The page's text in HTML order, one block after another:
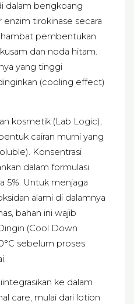
dalam bengkoang
tirokinase secara
pembentukan
dan noda hitam.
yang tinggi
(cooling effect)
kosmetik (Lab Logic),
cairan murni yang
Konsentrasi
dalam formulasi
5%. Untuk menjaga
alami di dalamnya
bahan ini wajib
(Cool Down
sebelum proses
ke dalam
care, mulai dari lotion